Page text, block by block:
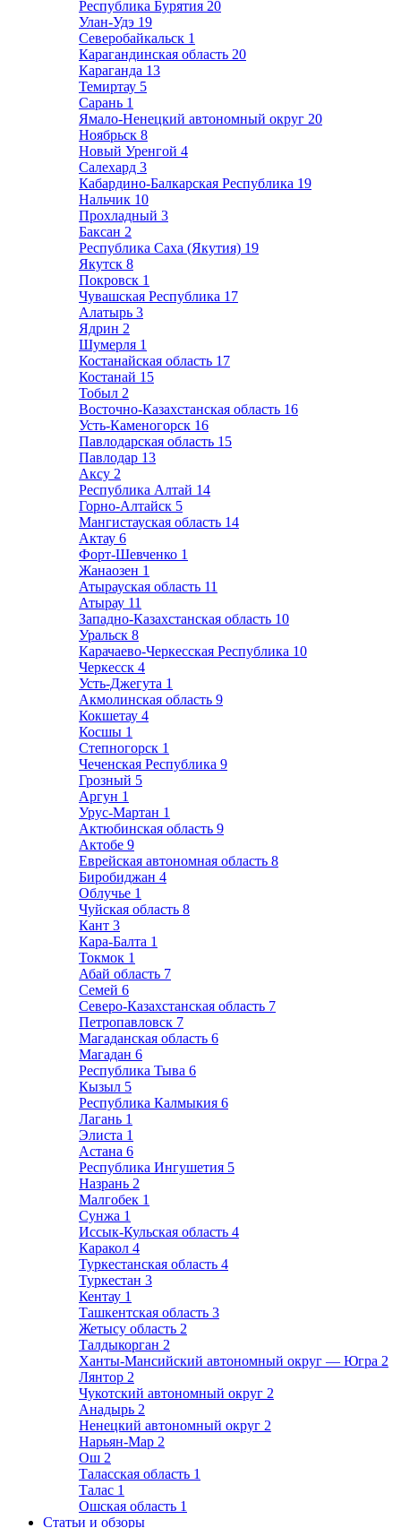
Республика Бурятия 20
Улан-Удэ 19
Северобайкальск 1
Карагандинская область 20
Караганда 13
Темиртау 5
Сарань 1
Ямало-Ненецкий автономный округ 20
Ноябрьск 8
Новый Уренгой 4
Салехард 3
Кабардино-Балкарская Республика 19
Нальчик 10
Прохладный 3
Баксан 2
Республика Саха (Якутия) 19
Якутск 8
Покровск 1
Чувашская Республика 17
Алатырь 3
Ядрин 2
Шумерля 1
Костанайская область 17
Костанай 15
Тобыл 2
Восточно-Казахстанская область 16
Усть-Каменогорск 16
Павлодарская область 15
Павлодар 13
Аксу 2
Республика Алтай 14
Горно-Алтайск 5
Мангистауская область 14
Актау 6
Форт-Шевченко 1
Жанаозен 1
Атырауская область 11
Атырау 11
Западно-Казахстанская область 10
Уральск 8
Карачаево-Черкесская Республика 10
Черкесск 4
Усть-Джегута 1
Акмолинская область 9
Кокшетау 4
Косшы 1
Степногорск 1
Чеченская Республика 9
Грозный 5
Аргун 1
Урус-Мартан 1
Актюбинская область 9
Актобе 9
Еврейская автономная область 8
Биробиджан 4
Облучье 1
Чуйская область 8
Кант 3
Кара-Балта 1
Токмок 1
Абай область 7
Семей 6
Северо-Казахстанская область 7
Петропавловск 7
Магаданская область 6
Магадан 6
Республика Тыва 6
Кызыл 5
Республика Калмыкия 6
Лагань 1
Элиста 1
Астана 6
Республика Ингушетия 5
Назрань 2
Малгобек 1
Сунжа 1
Иссык-Кульская область 4
Каракол 4
Туркестанская область 4
Туркестан 3
Кентау 1
Ташкентская область 3
Жетысу область 2
Талдыкорган 2
Ханты-Мансийский автономный округ — Югра 2
Лянтор 2
Чукотский автономный округ 2
Анадырь 2
Ненецкий автономный округ 2
Нарьян-Мар 2
Ош 2
Таласская область 1
Талас 1
Ошская область 1
Статьи и обзоры